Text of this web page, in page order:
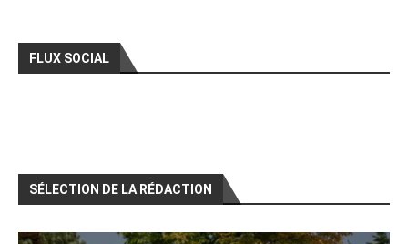
FLUX SOCIAL
SÉLECTION DE LA RÉDACTION